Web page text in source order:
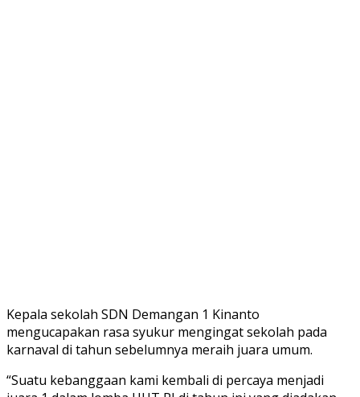
Kepala sekolah SDN Demangan 1 Kinanto
mengucapakan rasa syukur mengingat sekolah pada
karnaval di tahun sebelumnya meraih juara umum.
“Suatu kebanggaan kami kembali di percaya menjadi